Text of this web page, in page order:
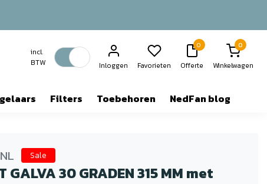
incl.
BTW
Inloggen Favorieten
0
Offerte
0
Winkelwagen
Filters Toebehoren NedFan blog
Sale
GALVA 30 GRADEN 315 MM met